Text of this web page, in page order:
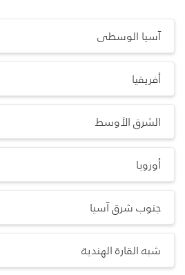
آسيا الوسطى
أفريقيا
الشرق الأوسط
أوروبا
جنوب شرق آسيا
شبه القارة الهندية